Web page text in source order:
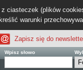
ciasteczek (plików
warunki
Zapisz się do
Wpisz słowo